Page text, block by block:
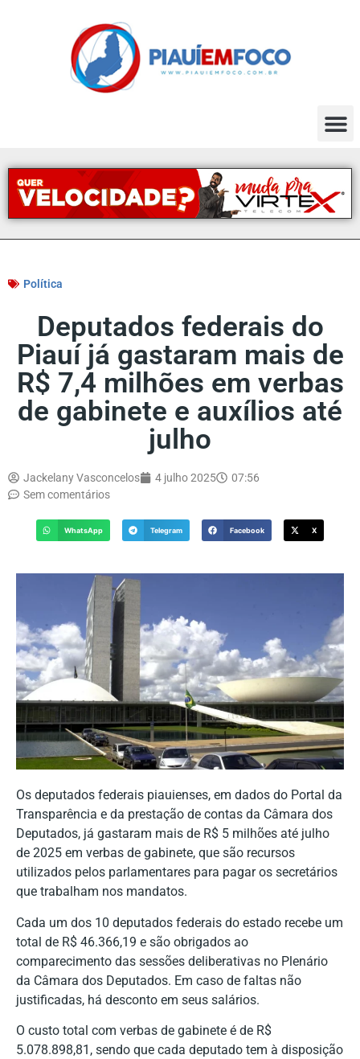
Política
Deputados federais do
Piauí já gastaram mais de
R$ 7,4 milhões em verbas
de gabinete e auxílios até
julho
Jackelany Vasconcelos 4 julho 2025
07:56
Sem comentários
WhatsApp Telegram Facebook X
Os deputados federais piauienses, em dados do Portal da
Transparência e da prestação de contas da Câmara dos
Deputados, já gastaram mais de R$ 5 milhões até julho
de 2025 em verbas de gabinete, que são recursos
utilizados pelos parlamentares para pagar os secretários
que trabalham nos mandatos.
Cada um dos 10 deputados federais do estado recebe um
total de R$ 46.366,19 e são obrigados ao
comparecimento das sessões deliberativas no Plenário
da Câmara dos Deputados. Em caso de faltas não
justificadas, há desconto em seus salários.
O custo total com verbas de gabinete é de R$
5.078.898,81, sendo que cada deputado tem à disposição